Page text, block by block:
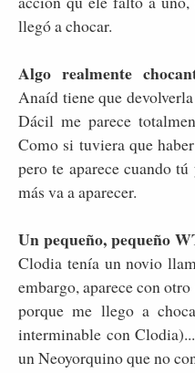
llegó a chocar.
Algo realmente
Anaíd tiene que
Dácil me parece
Como si tuviera que
pero te aparece cuando
más va a aparecer.
Un pequeño, pequeño
Clodia tenía un novio
embargo, aparece con
porque me llego a
interminable con
un Neoyorquino que no